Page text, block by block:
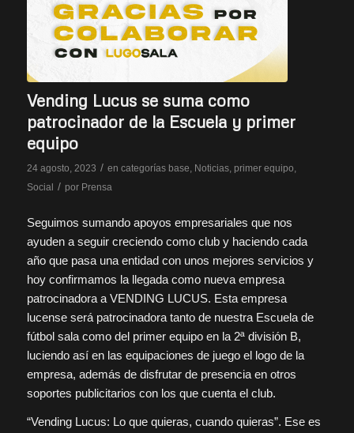
Vending Lucus se suma como
patrocinador de la Escuela y primer
equipo
24 agosto, 2023 / en categorías base Noticias, primer equipo
Social / por Prensa
Seguimos sumando apoyos empresariales que nos
ayuden a seguir creciendo como club y haciendo cada
año que pasa una entidad con unos mejores servicios y
hoy confirmamos la llegada como nueva empresa
patrocinadora a VENDING LUCUS. Esta empresa
lucense será patrocinadora tanto de nuestra Escuela de
fútbol sala como del primer equipo en la 2ª división B,
luciendo así en las equipaciones de juego el logo de la
empresa, además de disfrutar de presencia en otros
soportes publicitarios con los que cuenta el club.
“Vending Lucus: Lo que quieras, cuando quieras”. Ese es